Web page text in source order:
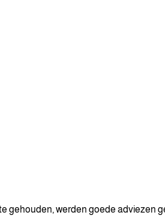
werden goede adviezen